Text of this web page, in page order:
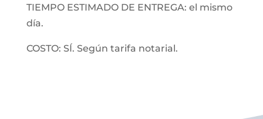
TIEMPO ESTIMADO DE ENTREGA: el mismo
día.
COSTO: SÍ. Según tarifa notarial.